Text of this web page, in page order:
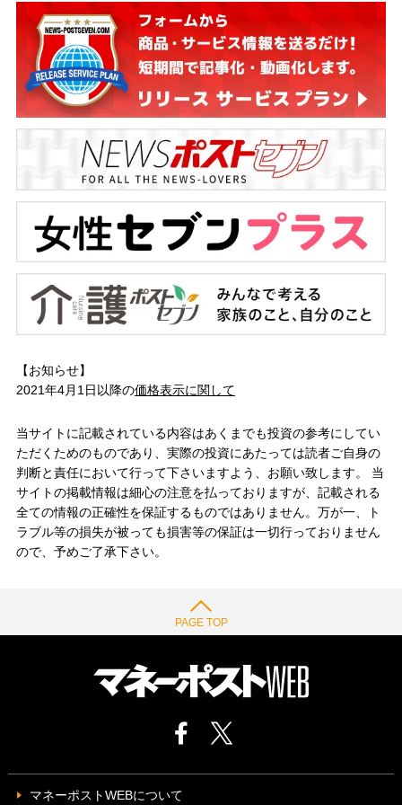
【お知らせ】
2021年4月1日以降の価格表示に関して
当サイトに記載されている内容はあくまでも投資の参考にしてい
ただくためのものであり、実際の投資にあたっては読者ご自身の
判断と責任において行って下さいますよう、お願い致します。 当
サイトの掲載情報は細心の注意を払っておりますが、記載される
全ての情報の正確性を保証するものではありません。万が一、ト
ラブル等の損失が被っても損害等の保証は一切行っておりません
ので、予めご了承下さい。
PAGE TOP
マネーポストWEBについて